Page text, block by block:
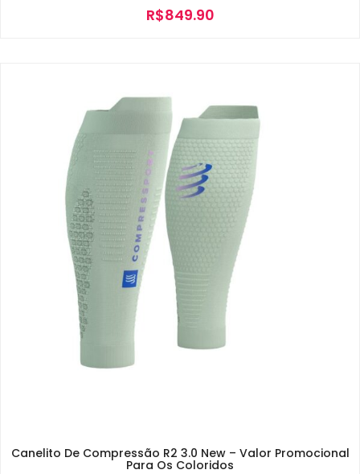
R$849.90
Canelito De Compressão R2 3.0 New – Valor Promocional
Para Os Coloridos